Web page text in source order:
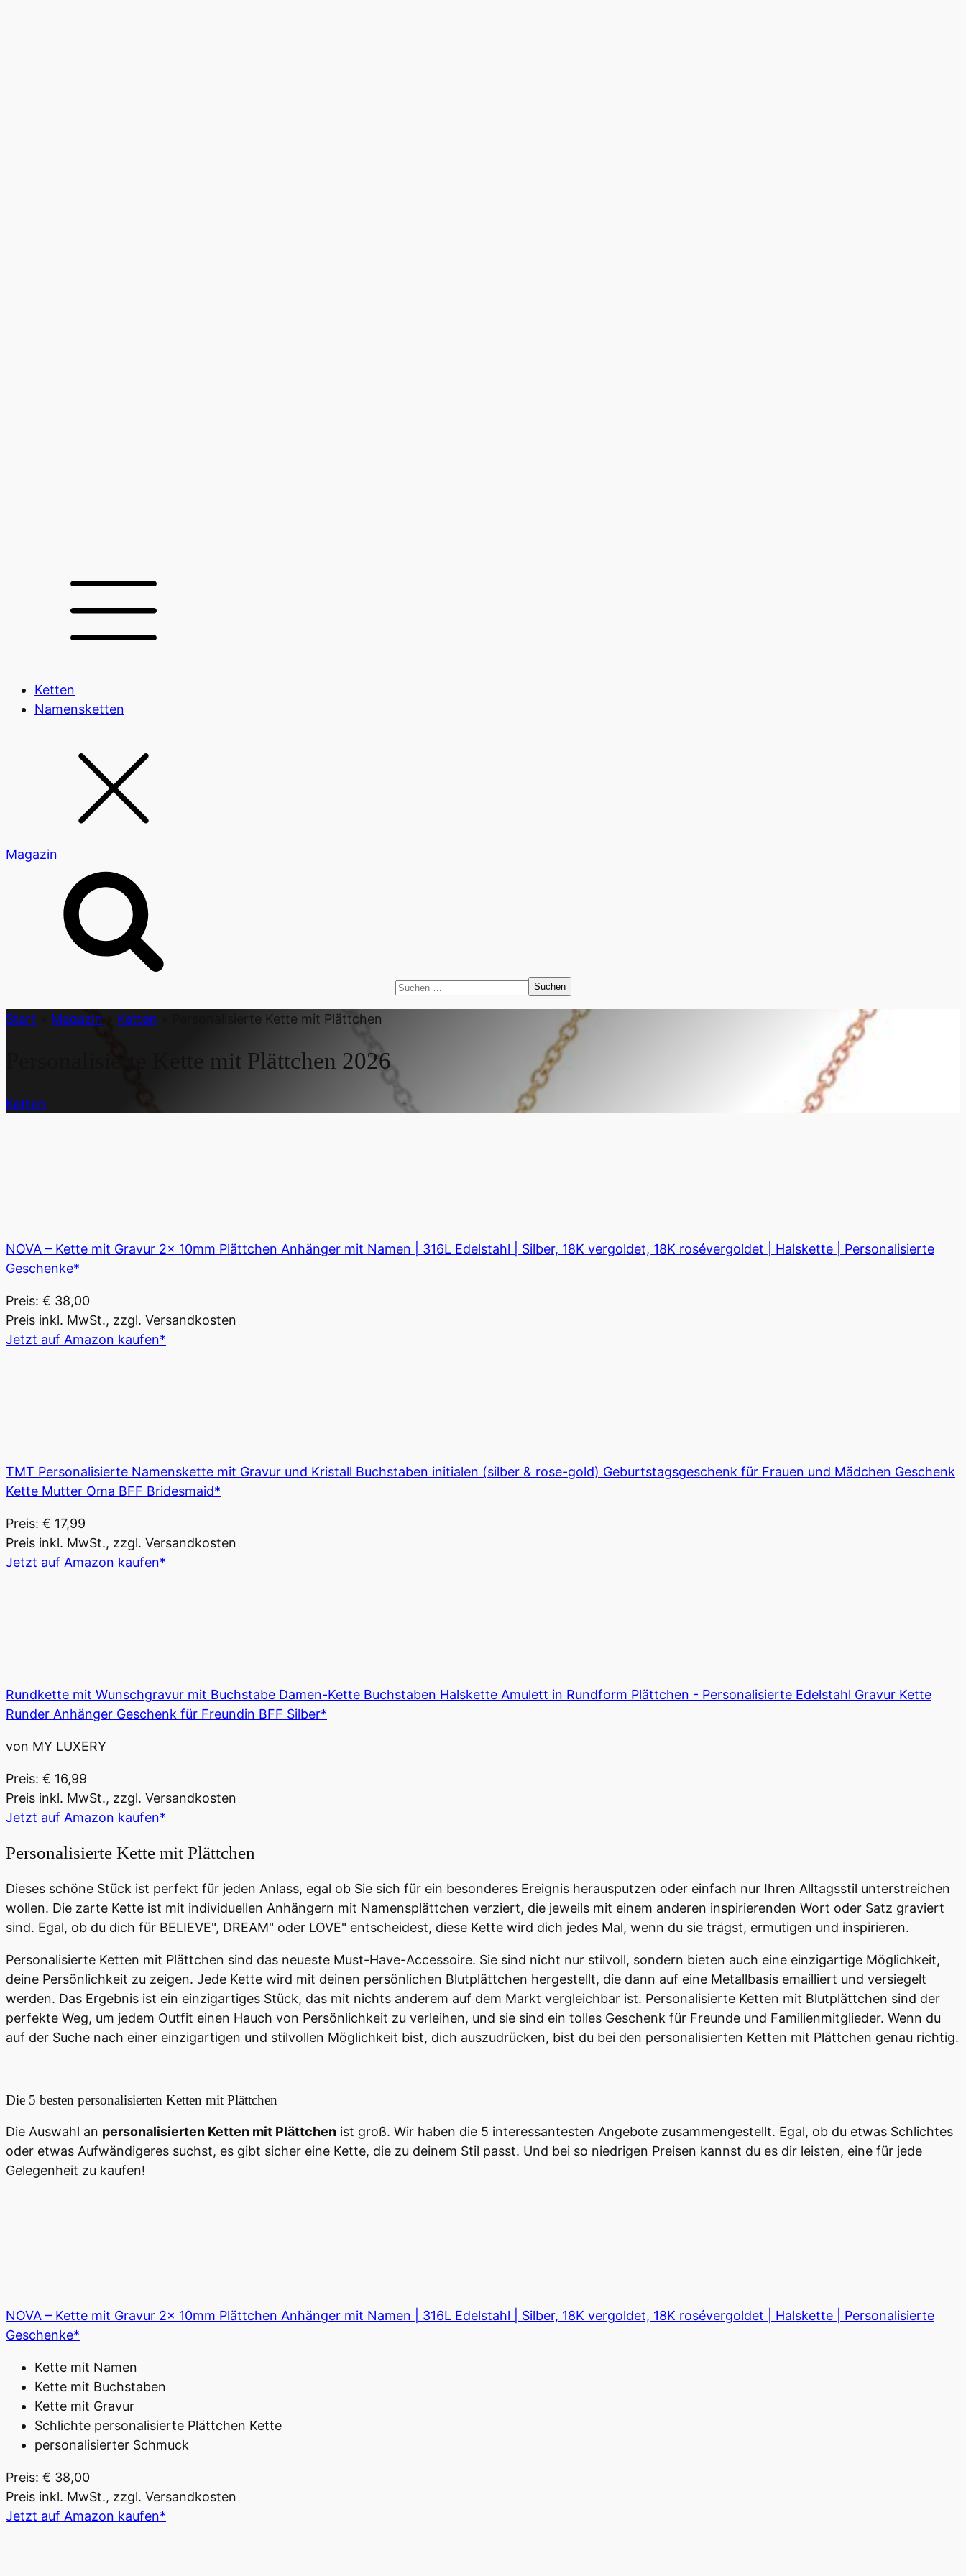
Ketten
Namensketten
Magazin
Suchen
Start
Magazin Ketten Personalisierte Kette mit Plättchen
Personalisierte Kette mit Plättchen 2026
Ketten
NOVA – Kette mit Gravur 2x 10mm Plättchen Anhänger mit Namen | 316L Edelstahl | Silber, 18K vergoldet, 18K rosévergoldet | Halskette | Personalisierte
Geschenke*
Preis: € 38,00
Preis inkl. MwSt., zzgl. Versandkosten
Jetzt auf Amazon kaufen*
TMT Personalisierte Namenskette mit Gravur und Kristall Buchstaben initialen (silber & rose-gold) Geburtstagsgeschenk für Frauen und Mädchen Geschenk
Kette Mutter Oma BFF Bridesmaid*
Preis: € 17,99
Preis inkl. MwSt., zzgl. Versandkosten
Jetzt auf Amazon kaufen*
Rundkette mit Wunschgravur mit Buchstabe Damen-Kette Buchstaben Halskette Amulett in Rundform Plättchen - Personalisierte Edelstahl Gravur Kette
Runder Anhänger Geschenk für Freundin BFF Silber*
von MY LUXERY
Preis: € 16,99
Preis inkl. MwSt., zzgl. Versandkosten
Jetzt auf Amazon kaufen*
Personalisierte Kette mit Plättchen
Dieses schöne Stück ist perfekt für jeden Anlass, egal ob Sie sich für ein besonderes Ereignis herausputzen oder einfach nur Ihren Alltagsstil unterstreichen
wollen. Die zarte Kette ist mit individuellen Anhängern mit Namensplättchen verziert, die jeweils mit einem anderen inspirierenden Wort oder Satz graviert
sind. Egal, ob du dich für BELIEVE", DREAM" oder LOVE" entscheidest, diese Kette wird dich jedes Mal, wenn du sie trägst, ermutigen und inspirieren.
Personalisierte Ketten mit Plättchen sind das neueste Must-Have-Accessoire. Sie sind nicht nur stilvoll, sondern bieten auch eine einzigartige Möglichkeit,
deine Persönlichkeit zu zeigen. Jede Kette wird mit deinen persönlichen Blutplättchen hergestellt, die dann auf eine Metallbasis emailliert und versiegelt
werden. Das Ergebnis ist ein einzigartiges Stück, das mit nichts anderem auf dem Markt vergleichbar ist. Personalisierte Ketten mit Blutplättchen sind der
perfekte Weg, um jedem Outfit einen Hauch von Persönlichkeit zu verleihen, und sie sind ein tolles Geschenk für Freunde und Familienmitglieder. Wenn du
auf der Suche nach einer einzigartigen und stilvollen Möglichkeit bist, dich auszudrücken, bist du bei den personalisierten Ketten mit Plättchen genau richtig.
Die 5 besten personalisierten Ketten mit Plättchen
Die Auswahl an personalisierten Ketten mit Plättchen ist groß. Wir haben die 5 interessantesten Angebote zusammengestellt. Egal, ob du etwas Schlichtes
oder etwas Aufwändigeres suchst, es gibt sicher eine Kette, die zu deinem Stil passt. Und bei so niedrigen Preisen kannst du es dir leisten, eine für jede
Gelegenheit zu kaufen!
NOVA – Kette mit Gravur 2x 10mm Plättchen Anhänger mit Namen | 316L Edelstahl | Silber, 18K vergoldet, 18K rosévergoldet | Halskette | Personalisierte
Geschenke*
Kette mit Namen
Kette mit Buchstaben
Kette mit Gravur
Schlichte personalisierte Plättchen Kette
personalisierter Schmuck
Preis: € 38,00
Preis inkl. MwSt., zzgl. Versandkosten
Jetzt auf Amazon kaufen*